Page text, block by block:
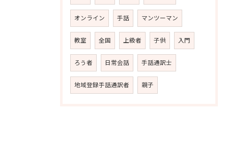
オンライン 手話 マンツーマン
教室 全国 上級者 子供 入門
ろう者 日常会話 手話通訳士
地域登録手話通訳者 親子